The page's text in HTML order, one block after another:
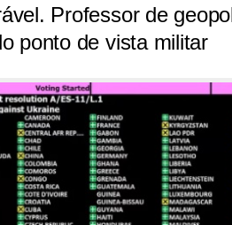
Professor de
ponto de vista militar